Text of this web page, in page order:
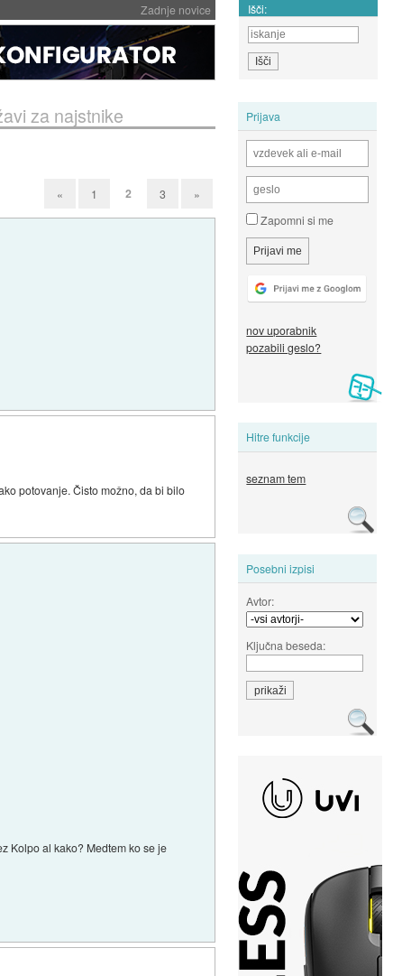
Zadnje novice Išči:
Prijava
Zapomni si me
nov uporabnik
pozabili geslo?
Hitre funkcije
seznam tem
Posebni izpisi
Avtor:
Ključna beseda:
za najstnike
« 1 2 3 »
potovanje. Čisto možno, da bi bilo
Kolpo al kako? Medtem ko se je